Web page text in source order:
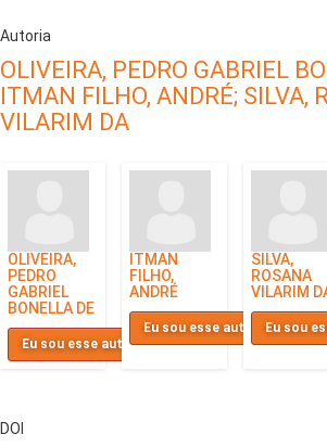
Autoria
OLIVEIRA, PEDRO GABRIEL
ITMAN FILHO, ANDRÉ; SILVA,
VILARIM DA
OLIVEIRA,
PEDRO
GABRIEL
BONELLA DE
Eu sou esse autor
ITMAN
FILHO,
ANDRÉ
Eu sou esse autor
SILVA,
ROSANA
VILARIM
Eu sou
DOI